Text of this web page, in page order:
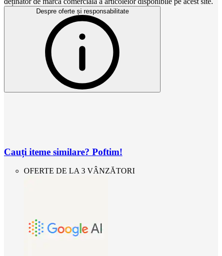
Despre oferte și responsabilitate
Cauți iteme similare? Poftim!
OFERTE DE LA 3 VÂNZĂTORI